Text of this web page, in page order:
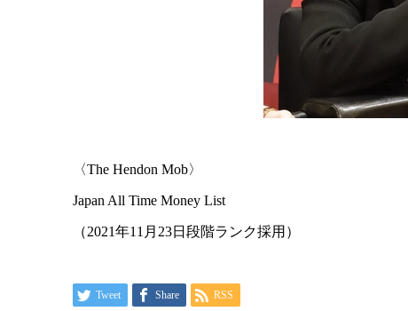
〈The Hendon Mob〉
Japan All Time Money List
（2021年11月23日段階ランク採用）
Tweet Share RSS